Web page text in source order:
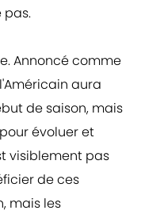
pas.
Annoncé comme
aura
de saison, mais
évoluer et
visiblement pas
de ces
mais les